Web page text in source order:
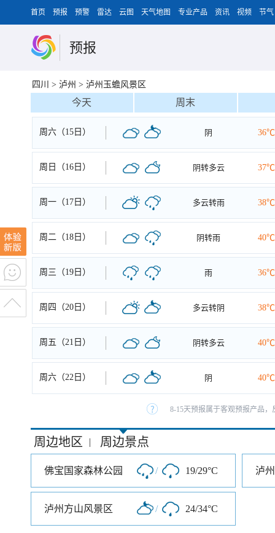
首页 预报 预警 雷达 云图 天气地图 专业产品 资讯 视频 节气
预报
四川 > 泸州 > 泸州玉蟾风景区
今天 周末
周六（15日） 阴 36℃
周日（16日） 阴转多云 37℃
周一（17日） 多云转雨 38℃
周二（18日） 阴转雨 40℃
周三（19日） 雨 36℃
周四（20日） 多云转阴 38℃
周五（21日） 阴转多云 40℃
周六（22日） 阴 40℃
8-15天预报属于客观预报产品
周边地区 | 周边景点
佛宝国家森林公园 / 19/29°C 泸
泸州方山风景区 / 24/34°C